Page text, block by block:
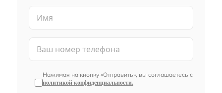
Нажимая на кнопку «Отправить», вы соглашаетесь с
политикой конфиденциальности.